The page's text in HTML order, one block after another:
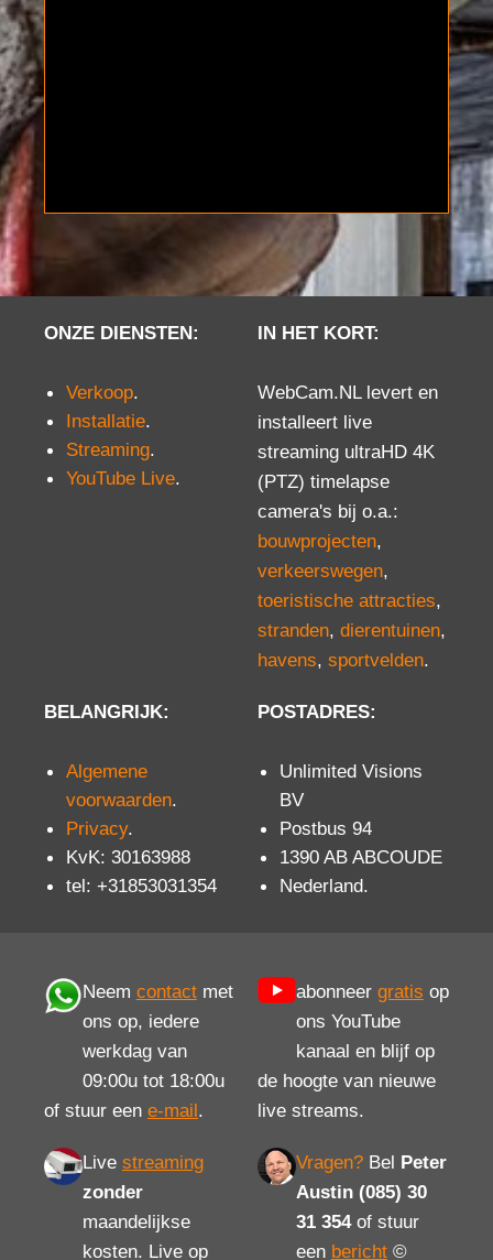
ONZE DIENSTEN:
Verkoop.
Installatie.
Streaming.
YouTube Live.
IN HET KORT:
WebCam.NL levert en
installeert live
streaming ultraHD 4K
(PTZ) timelapse
camera's bij o.a.:
bouwprojecten,
verkeerswegen,
toeristische attracties,
stranden, dierentuinen,
havens, sportvelden.
BELANGRIJK:
Algemene
voorwaarden.
Privacy.
KvK: 30163988
tel: +31853031354
POSTADRES:
Unlimited Visions
BV
Postbus 94
1390 AB ABCOUDE
Nederland.
Neem contactmet
ons op, iedere
werkdag van
09:00u tot 18:00u
of stuur een e-mail.
abonneer gratis op
ons YouTube
kanaal en blijf op
de hoogte van nieuwe
live streams.
Live streaming
zonder
maandelijkse
kosten. Live op
Vragen?Bel Peter
Austin (085) 30
31 354of stuur
een bericht©